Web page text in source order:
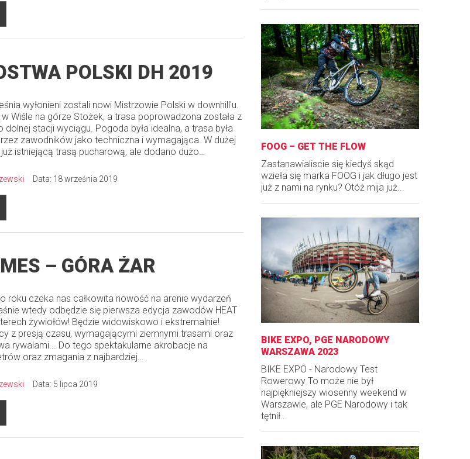
POLSKI DH 2019
wyłonieni zostali nowi Mistrzowie Polski w downhill'u.
Wiśle na górze Stożek, a trasa poprowadzona została z
stacji wyciągu. Pogoda była idealna, a trasa była
zawodników jako techniczna i wymagająca. W dużej
istniejącą trasą pucharową, ale dodano dużo…
Data: 18 września 2019
– GÓRA ŻAR
roku czeka nas całkowita nowość na arenie wydarzeń
wtedy odbędzie się pierwsza edycja zawodów HEAT
żywiołów! Będzie widowiskowo i ekstremalnie!
z presją czasu, wymagającymi ziemnymi trasami oraz
rywalami... Do tego spektakularne akrobacje na
oraz zmagania z najbardziej…
Data: 5 lipca 2019
FOOG – GET THE FLOW
Zastanawialiscie się kiedyś skąd
wzieła się marka FOOG i jak długo jest
już z nami na rynku? Otóż mija już...
BIKE EXPO, PGE NARODOWY
WARSZAWA 2023
BIKE EXPO - Narodowy Test
Rowerowy To może nie był
najpiękniejszy wiosenny weekend w
Warszawie, ale PGE Narodowy i tak
tętnił...